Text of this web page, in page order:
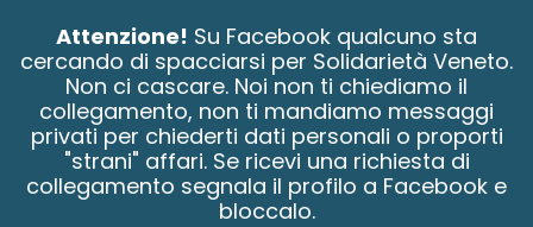
Attenzione! Su Facebook qualcuno sta
cercando di spacciarsi per Solidarietà Veneto.
Non ci cascare. Noi non ti chiediamo il
collegamento, non ti mandiamo messaggi
privati per chiederti dati personali o proporti
"strani" affari. Se ricevi una richiesta di
collegamento segnala il profilo a Facebook e
bloccalo.